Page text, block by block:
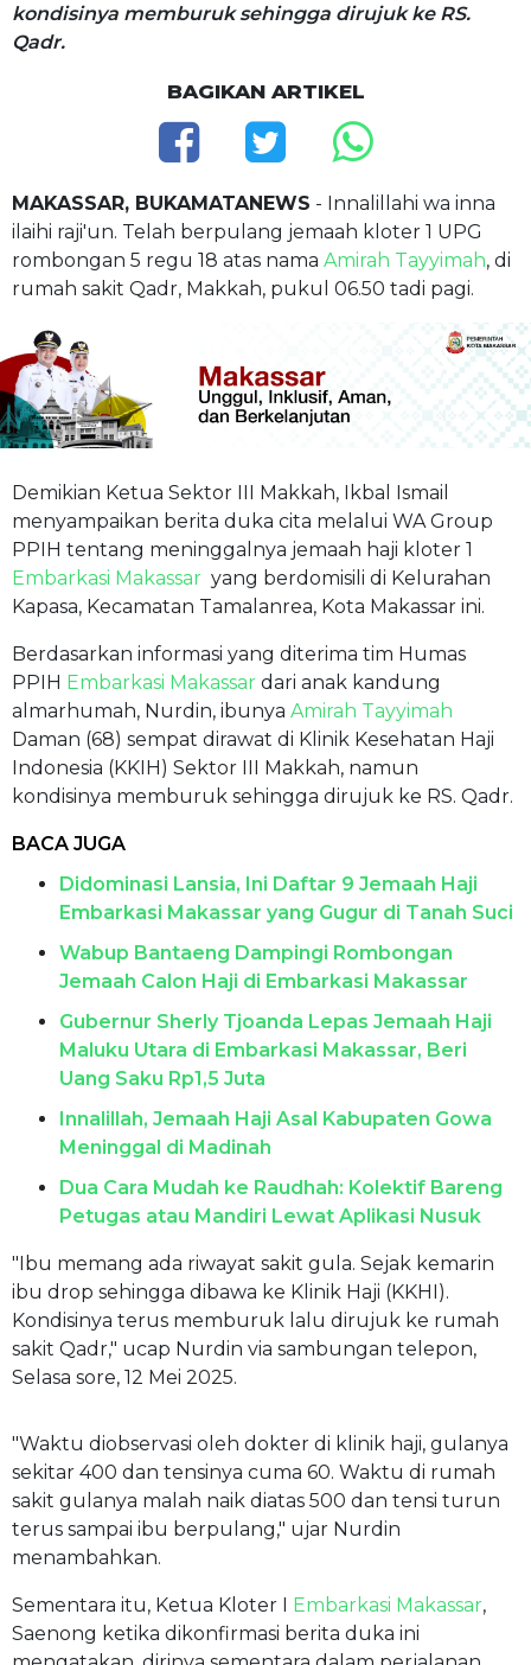
kondisinya memburuk sehingga dirujuk ke RS.
Qadr.
BAGIKAN ARTIKEL
MAKASSAR, BUKAMATANEWS - Innalillahi wa inna
ilaihi raji'un. Telah berpulang jemaah kloter 1 UPG
rombongan 5 regu 18 atas nama Amirah Tayyimah, di
rumah sakit Qadr, Makkah, pukul 06.50 tadi pagi.
Demikian Ketua Sektor III Makkah, Ikbal Ismail
menyampaikan berita duka cita melalui WA Group
PPIH tentang meninggalnya jemaah haji kloter 1
Embarkasi Makassar yang berdomisili di Kelurahan
Kapasa, Kecamatan Tamalanrea, Kota Makassar ini.
Berdasarkan informasi yang diterima tim Humas
PPIH Embarkasi Makassar dari anak kandung
almarhumah, Nurdin, ibunya Amirah Tayyimah
Daman (68) sempat dirawat di Klinik Kesehatan Haji
Indonesia (KKIH) Sektor III Makkah, namun
kondisinya memburuk sehingga dirujuk ke RS. Qadr.
BACA JUGA
Didominasi Lansia, Ini Daftar 9 Jemaah Haji
Embarkasi Makassar yang Gugur di Tanah Suci
Wabup Bantaeng Dampingi Rombongan
Jemaah Calon Haji di Embarkasi Makassar
Gubernur Sherly Tjoanda Lepas Jemaah Haji
Maluku Utara di Embarkasi Makassar, Beri
Uang Saku Rp1,5 Juta
Innalillah, Jemaah Haji Asal Kabupaten Gowa
Meninggal di Madinah
Dua Cara Mudah ke Raudhah: Kolektif Bareng
Petugas atau Mandiri Lewat Aplikasi Nusuk
"Ibu memang ada riwayat sakit gula. Sejak kemarin
ibu drop sehingga dibawa ke Klinik Haji (KKHI).
Kondisinya terus memburuk lalu dirujuk ke rumah
sakit Qadr," ucap Nurdin via sambungan telepon,
Selasa sore, 12 Mei 2025.
"Waktu diobservasi oleh dokter di klinik haji, gulanya
sekitar 400 dan tensinya cuma 60. Waktu di rumah
sakit gulanya malah naik diatas 500 dan tensi turun
terus sampai ibu berpulang," ujar Nurdin
menambahkan.
Sementara itu, Ketua Kloter I Embarkasi Makassar,
Saenong ketika dikonfirmasi berita duka ini